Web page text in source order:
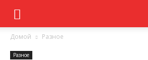
Домой Разное
Разное